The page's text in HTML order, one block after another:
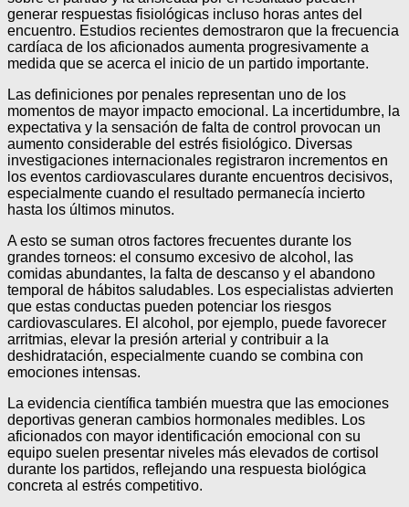
generar respuestas fisiológicas incluso horas antes del
encuentro. Estudios recientes demostraron que la frecuencia
cardíaca de los aficionados aumenta progresivamente a
medida que se acerca el inicio de un partido importante.
Las definiciones por penales representan uno de los
momentos de mayor impacto emocional. La incertidumbre, la
expectativa y la sensación de falta de control provocan un
aumento considerable del estrés fisiológico. Diversas
investigaciones internacionales registraron incrementos en
los eventos cardiovasculares durante encuentros decisivos,
especialmente cuando el resultado permanecía incierto
hasta los últimos minutos.
A esto se suman otros factores frecuentes durante los
grandes torneos: el consumo excesivo de alcohol, las
comidas abundantes, la falta de descanso y el abandono
temporal de hábitos saludables. Los especialistas advierten
que estas conductas pueden potenciar los riesgos
cardiovasculares. El alcohol, por ejemplo, puede favorecer
arritmias, elevar la presión arterial y contribuir a la
deshidratación, especialmente cuando se combina con
emociones intensas.
La evidencia científica también muestra que las emociones
deportivas generan cambios hormonales medibles. Los
aficionados con mayor identificación emocional con su
equipo suelen presentar niveles más elevados de cortisol
durante los partidos, reflejando una respuesta biológica
concreta al estrés competitivo.